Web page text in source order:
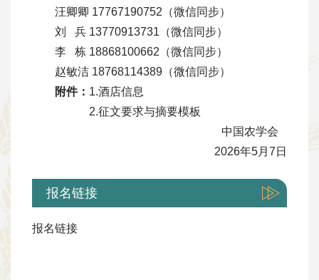
汪卿卿 17767190752（微信同步）
刘 兵 13770913731（微信同步）
李 栋 18868100662（微信同步）
赵敏洁 18768114389（微信同步）
附件： 1.酒店信息
2.征文要求与摘要模板
中国农学会
2026年5月7日
报名链接
报名链接